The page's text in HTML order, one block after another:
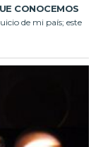
CONOCEMOS